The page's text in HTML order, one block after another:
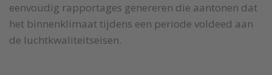
eenvoudig rapportages genereren die aantonen dat
het binnenklimaat tijdens een periode voldeed aan
de luchtkwaliteitseisen.